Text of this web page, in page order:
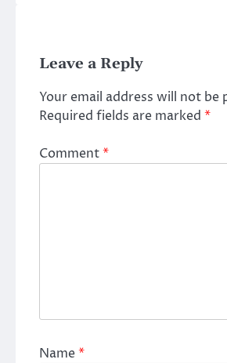
Leave a Reply
Your email address will not be
Required fields are marked *
Comment*
Name*